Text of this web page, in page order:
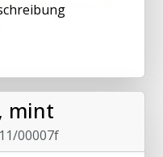
mint
00007f